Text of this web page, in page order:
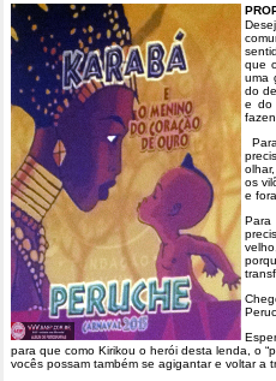
que
uma
do
e do
olhar,
os
e
Para
para que como Kirikou o herói desta lenda, o
vocês possam também se agigantar e voltar a